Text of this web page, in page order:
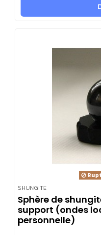
SHUNGITE
Sphère de
support (ondes
personnelle)